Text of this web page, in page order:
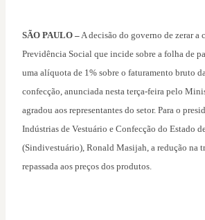
SÃO PAULO –A decisão do governo de zerar a
Previdência Social que incide sobre a folha de
uma alíquota de 1% sobre o faturamento bruto
confecção, anunciada nesta terça-feira pelo
agradou aos representantes do setor. Para o
Indústrias de Vestuário e Confecção do Estado
(Sindivestuário), Ronald Masijah, a redução na
repassada aos preços dos produtos.